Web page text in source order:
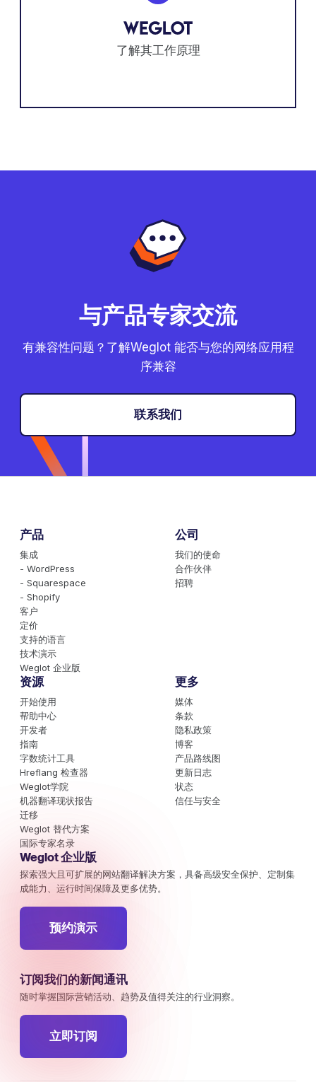
了解其工作原理
与产品专家交流
有兼容性问题？了解Weglot 能否与您的网络应用程
序兼容
联系我们
产品
集成
- WordPress
- Squarespace
- Shopify
客户
定价
支持的语言
技术演示
Weglot 企业版
公司
我们的使命
合作伙伴
招聘
资源
开始使用
帮助中心
开发者
指南
字数统计工具
Hreflang 检查器
Weglot学院
机器翻译现状报告
迁移
Weglot 替代方案
国际专家名录
更多
媒体
条款
隐私政策
博客
产品路线图
更新日志
状态
信任与安全
Weglot 企业版
探索强大且可扩展的网站翻译解决方案，具备高级安全保护、定制集
成能力、运行时间保障及更多优势。
预约演示
订阅我们的新闻通讯
随时掌握国际营销活动、趋势及值得关注的行业洞察。
立即订阅